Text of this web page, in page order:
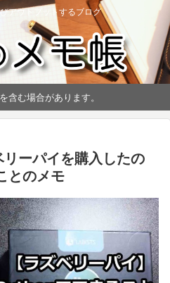
アウトプットするブログ
含む場合があります。
リーパイを購入したの
とのメモ